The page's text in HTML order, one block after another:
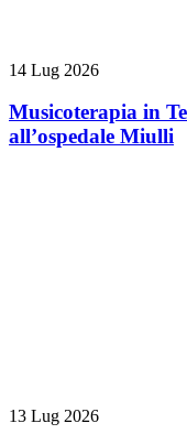
14 Lug 2026
Musicoterapia in
all’ospedale Miulli
13 Lug 2026